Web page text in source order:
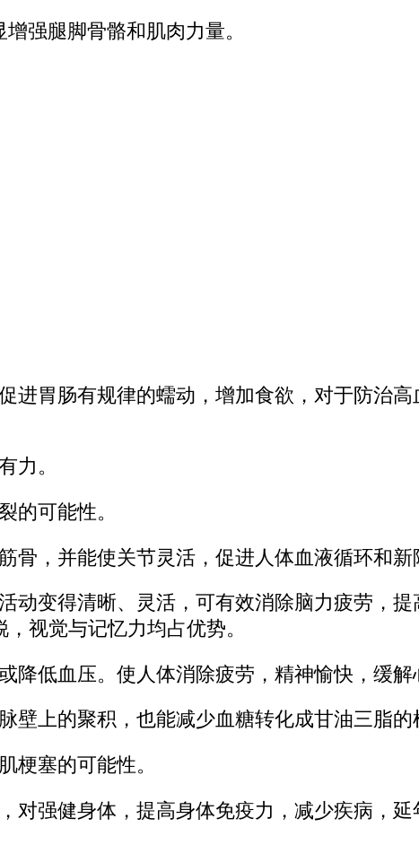
强腿脚骨骼和肌肉力量。
进胃肠有规律的蠕动，增加食欲，对于防治
力。
的可能性。
骨，并能使关节灵活，促进人体血液循环和新
动变得清晰、灵活，可有效消除脑力疲劳，
视觉与记忆力均占优势。
降低血压。使人体消除疲劳，精神愉快，缓解
壁上的聚积，也能减少血糖转化成甘油三脂的
梗塞的可能性。
对强健身体，提高身体免疫力，减少疾病，延